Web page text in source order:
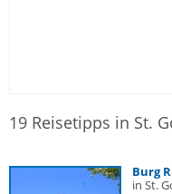
19 Reisetipps in St.
Burg
in St.